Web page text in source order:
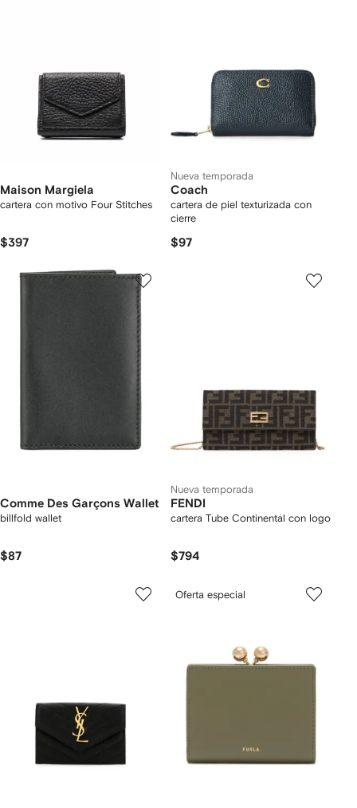
Maison Margiela
cartera con motivo Four Stitches
$397
Nueva temporada
Coach
cartera de piel texturizada con
cierre
$97
Comme Des Garçons Wallet
billfold wallet
$87
Nueva temporada
FENDI
cartera Tube Continental con logo
$794
Oferta especial